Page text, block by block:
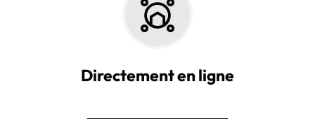
Directement en ligne